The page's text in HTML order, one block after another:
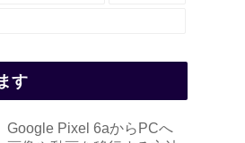
す
Google Pixel 6aからPCへ